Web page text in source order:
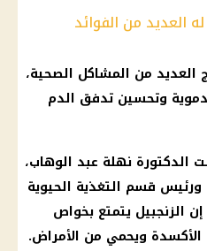
العديد من الفوائد
من المشاكل الصحية،
وتحسين تدفق الدم
الدكتورة نهلة عبد الوهاب،
ورئيس قسم التغذية الحيوية
إن الزنجبيل يتمتع بخواص
الأكسدة ويحمي من الأمراض.